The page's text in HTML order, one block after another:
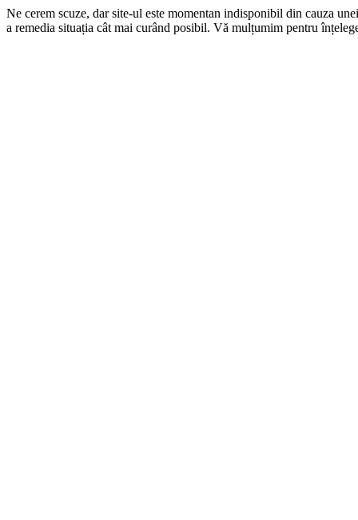
Ne cerem scuze, dar site-ul este momentan indisponibil din cauza
a remedia situația cât mai curând posibil. Vă mulțumim pentru